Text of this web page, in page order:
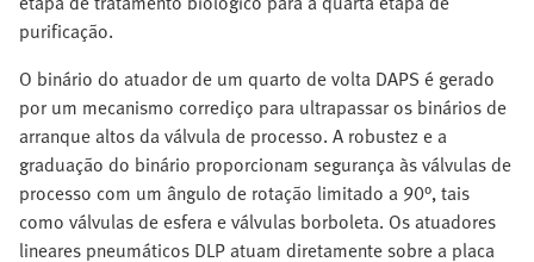
purificação.
O binário do atuador de um quarto de volta DAPS é gerado
por um mecanismo corrediço para ultrapassar os binários de
arranque altos da válvula de processo. A robustez e a
graduação do binário proporcionam segurança às válvulas de
processo com um ângulo de rotação limitado a 90°, tais
como válvulas de esfera e válvulas borboleta. Os atuadores
lineares pneumáticos DLP atuam diretamente sobre a placa